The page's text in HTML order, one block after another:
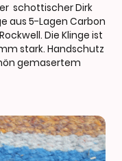
schottischer Dirk
aus 5-Lagen Carbon
Die Klinge ist
stark. Handschutz
gemasertem